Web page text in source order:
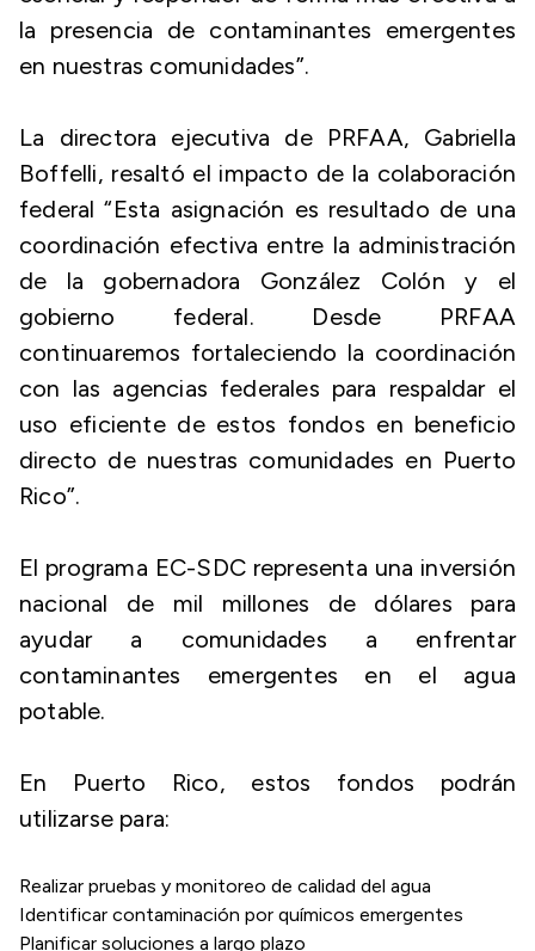
la presencia de contaminantes emergentes
en nuestras comunidades”.
La directora ejecutiva de PRFAA, Gabriella
Boffelli, resaltó el impacto de la colaboración
federal “Esta asignación es resultado de una
coordinación efectiva entre la administración
de la gobernadora González Colón y el
gobierno federal. Desde PRFAA
continuaremos fortaleciendo la coordinación
con las agencias federales para respaldar el
uso eficiente de estos fondos en beneficio
directo de nuestras comunidades en Puerto
Rico”.
El programa EC-SDC representa una inversión
nacional de mil millones de dólares para
ayudar a comunidades a enfrentar
contaminantes emergentes en el agua
potable.
En Puerto Rico, estos fondos podrán
utilizarse para:
Realizar pruebas y monitoreo de calidad del agua
Identificar contaminación por químicos emergentes
Planificar soluciones a largo plazo